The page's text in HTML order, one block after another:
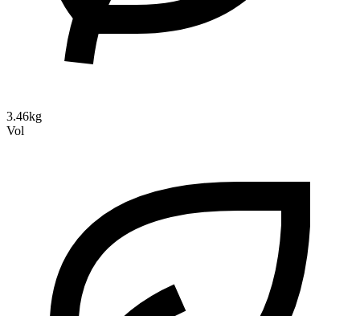
3.46kg
Vol